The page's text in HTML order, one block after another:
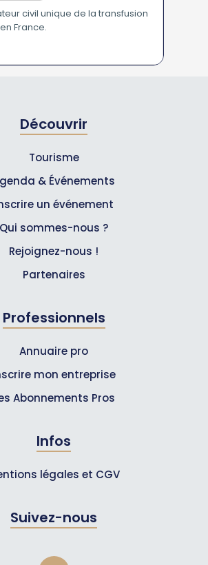
civil unique de la transfusion
France.
Découvrir
Tourisme
& Événements
un événement
Qui sommes-nous ?
Rejoignez-nous !
Partenaires
Professionnels
Annuaire pro
mon entreprise
Abonnements Pros
Infos
légales et CGV
Suivez-nous